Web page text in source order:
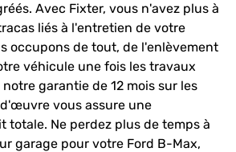
Avec Fixter, vous n'avez plus à
liés à l'entretien de votre
occupons de tout, de l'enlèvement
véhicule une fois les travaux
garantie de 12 mois sur les
vous assure une
totale. Ne perdez plus de temps à
garage pour votre Ford B-Max,